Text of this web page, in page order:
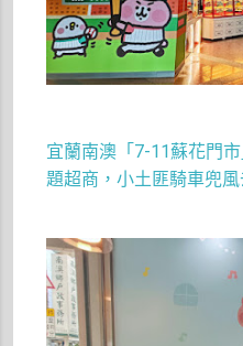
宜蘭南澳「7-11蘇花門
題超商，小土匪騎車兜